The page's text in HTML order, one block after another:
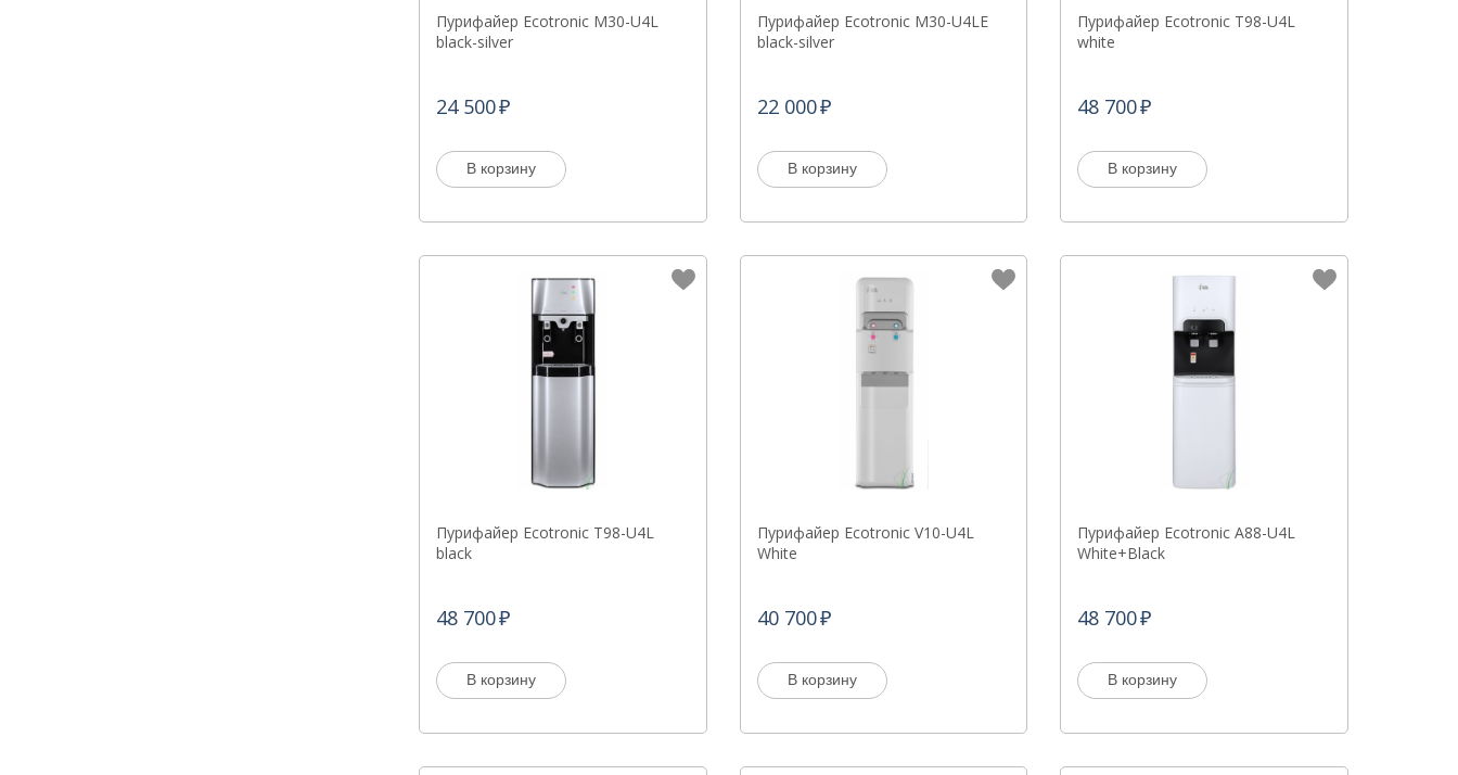
Пурифайер Ecotronic M30-U4L
black-silver
24 500
В корзину
Пурифайер Ecotronic M30-U4LE
black-silver
22 000
В корзину
Пурифайер Ecotronic T98-U4L
white
48 700
В корзину
Пурифайер Ecotronic T98-U4L
black
48 700
В корзину
Пурифайер Ecotronic V10-U4L
White
40 700
В корзину
Пурифайер Ecotronic A88-U4L
White+Black
48 700
В корзину